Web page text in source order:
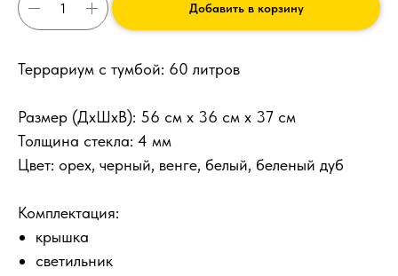
Добавить в корзину
Террариум с тумбой: 60 литров
Размер (ДхШхВ): 56 см х 36 см х 37 см
Толщина стекла: 4 мм
Цвет: орех, черный, венге, белый, беленый дуб
Комплектация:
крышка
светильник